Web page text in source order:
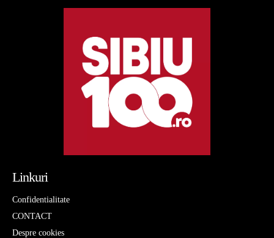
Linkuri
Confidentialitate
CONTACT
Despre cookies